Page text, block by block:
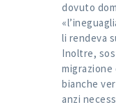
dovuto
li rendeva
Inoltre,
migrazione
bianche
anzi